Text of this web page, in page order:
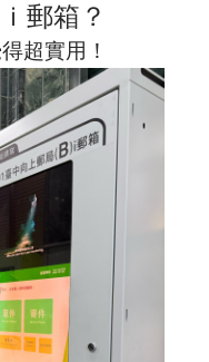
ｉ郵箱 ？
超實用！